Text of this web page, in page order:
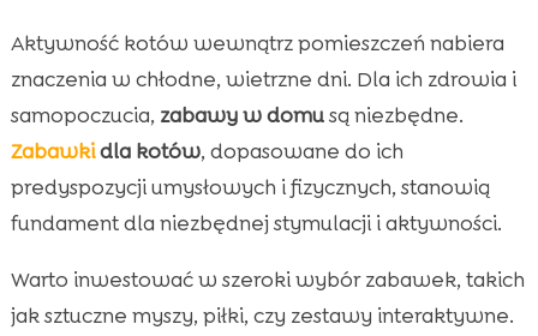
Aktywność kotów wewnątrz pomieszczeń nabiera
znaczenia w chłodne, wietrzne dni. Dla ich zdrowia i
samopoczucia, zabawy w domusą niezbędne.
Zabawkidla kotów, dopasowane do ich
predyspozycji umysłowych i fizycznych, stanowią
fundament dla niezbędnej stymulacji i aktywności.
Warto inwestować w szeroki wybór zabawek, takich
jak sztuczne myszy, piłki, czy zestawy interaktywne.